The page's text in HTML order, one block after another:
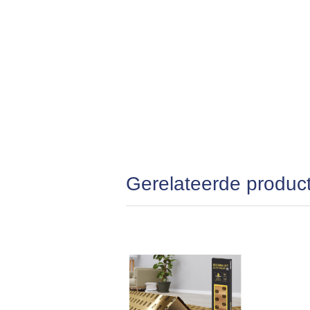
Gerelateerde